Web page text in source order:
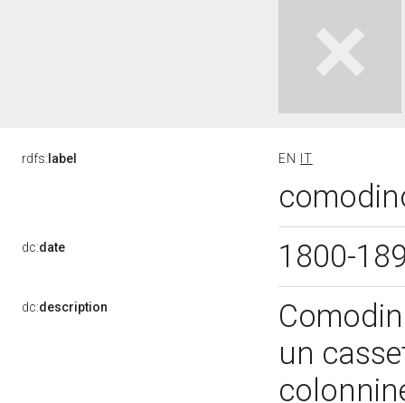
rdfs: label EN IT
dc:date 1800-
dc:description
un